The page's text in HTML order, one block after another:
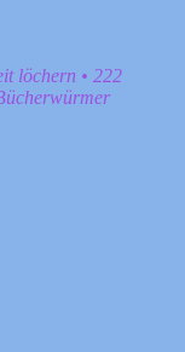
löchern • 222